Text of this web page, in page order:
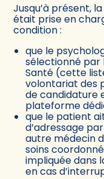
Jusqu’à présent,
était prise en
condition :
que le
sélectionné par
Santé (cette
volontariat des
de candidature
plateforme
que le patient
d’adressage
autre médecin
soins
impliquée dans
en cas